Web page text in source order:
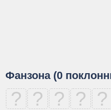
Фанзона (0
? ? ? ? ?